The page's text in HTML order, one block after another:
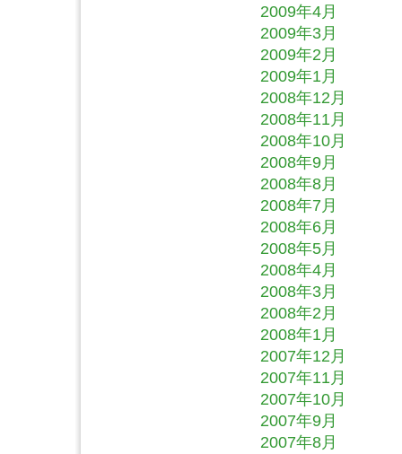
2009年4月
2009年3月
2009年2月
2009年1月
2008年12月
2008年11月
2008年10月
2008年9月
2008年8月
2008年7月
2008年6月
2008年5月
2008年4月
2008年3月
2008年2月
2008年1月
2007年12月
2007年11月
2007年10月
2007年9月
2007年8月